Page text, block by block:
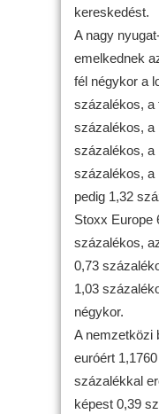
kereskedést.
A nagy
emelkednek
fél négykor a
százalékos, a
százalékos, a
százalékos, a
százalékos, a
pedig 1,32
Stoxx Europe
százalékos,
0,73
1,03
négykor.
A nemzetközi
euróért
százalékkal
képest 0,39